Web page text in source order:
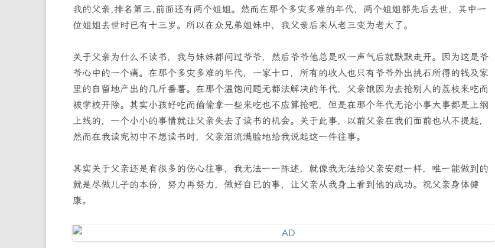
我的父亲,排名第三,前面还有两个姐姐。然而在那个多灾多难的年代，两个姐姐都先后去世，其中一
位姐姐去世时已有十三岁。所以在众兄弟姐妹中，我父亲后来从老三变为老大了。
关于父亲为什么不读书，我与妹妹都问过爷爷，然后爷爷他总是叹一声气后就默默走开。因为这是爷
爷心中的一个痛。在那个多灾多难的年代，一家十口，所有的收入也只有爷爷外出挑石所得的钱及家
里的自留地产出的几斤番薯。在那个温饱问题无都法解决的年代，父亲饿因为去抢别人的荔枝来吃而
被学校开除。其实小孩好吃而偷偷拿一些来吃也不应算抢吧，但是在那个年代无论小事大事都是上纲
上线的，一个小小的事情就让父亲失去了读书的机会。关于此事，以前父亲在我们面前也从不提起，
然而在我读完初中不想读书时，父亲泪流满脸地给我说起这一件往事。
其实关于父亲还是有很多的伤心往事，我无法一一陈述，就像我无法给父亲安慰一样，唯一能做到的
就是尽做儿子的本份，努力再努力，做好自已的事，让父亲从我身上看到他的成功。祝父亲身体健
康。